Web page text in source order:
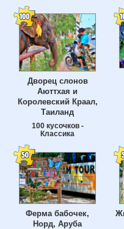
Дворец слонов
Аюттхая и
Королевский Краал,
Таиланд
100 кусочков -
Классика
Ферма бабочек,
Норд, Аруба